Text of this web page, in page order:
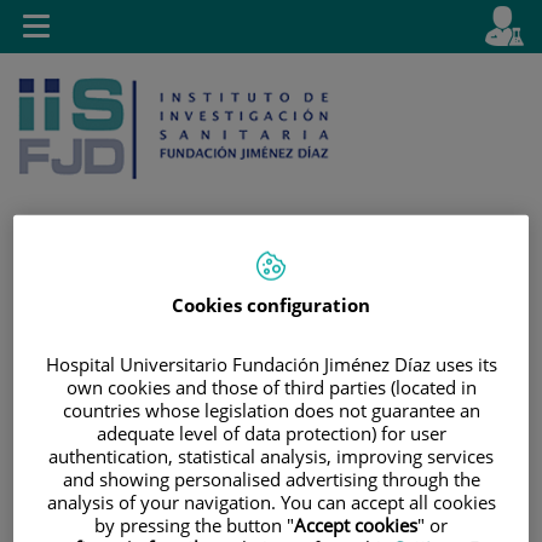
Saltar al contenido
activo
es
Toggle
navigation
Cookies configuration
Hospital Universitario Fundación Jiménez Díaz uses its
own cookies and those of third parties (located in
countries whose legislation does not guarantee an
adequate level of data protection) for user
authentication, statistical analysis, improving services
and showing personalised advertising through the
analysis of your navigation. You can accept all cookies
by pressing the button "Accept cookies" or